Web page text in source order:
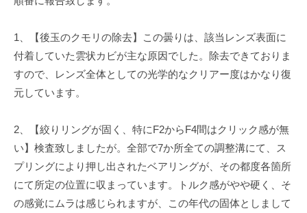
1、【後玉のクモリの除去】この曇りは、該当レンズ表面に
付着していた雲状カビが主な原因でした。除去できておりま
すので、レンズ全体としての光学的なクリアー度はかなり復
元しています。
2、【絞りリングが固く、特にF2からF4間はクリック感が無
い】検査致しましたが。全部で7か所全ての調整溝にて、ス
プリングにより押し出されたベアリングが、その都度各箇所
にて所定の位置に収まっています。トルク感がやや硬く、そ
の感覚にムラは感じられますが、この年代の固体としまして